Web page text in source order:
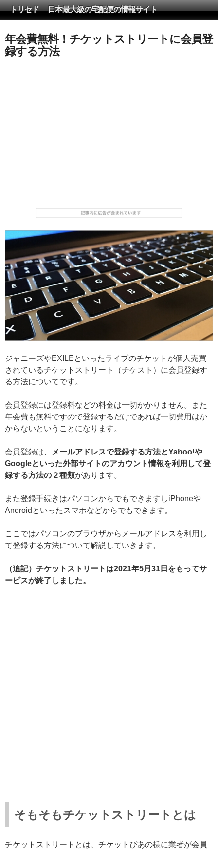
トリセド 日本最大級の宅配便の情報サイト
年会費無料！チケットストリートに会員登
録する方法
ジャニーズやEXILEといったライブのチケットが個人売買
されているチケットストリート（チケスト）に会員登録す
る方法についてです。
会員登録には登録料などの料金は一切かかりません。また
年会費も無料ですので登録するだけであれば一切費用はか
からないということになります。
会員登録は、
メールアドレスで登録する方法とYahoo!や
Googleといった外部サイトのアカウント情報を利用して登
録する方法の２種類があります。
また登録手続きはパソコンからでもできますしiPhoneや
Androidといったスマホなどからでもできます。
ここではパソコンのブラウザからメールアドレスを利用し
て登録する方法について解説していきます。
（追記）チケットストリートは2021年5月31日をもってサ
ービスが終了しました。
そもそもチケットストリートとは
チケットストリートとは、チケットぴあの様に業者が会員